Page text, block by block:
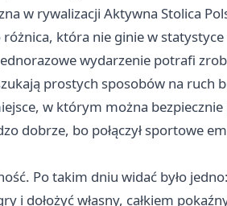
w rywalizacji Aktywna Stolica
która nie ginie w statystyce
wydarzenie potrafi
prostych sposobów na ruch
w którym można
dobrze, bo połączył sportowe
Po takim dniu widać było
i dołożyć własny, całkiem